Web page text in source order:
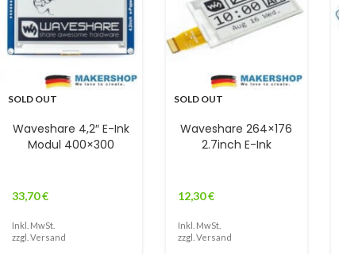
SOLD OUT
Waveshare 4,2″ E-Ink
Modul 400×300
33,70€
Inkl. MwSt.
zzgl. Versand
SOLD OUT
Waveshare 264×176
2.7inch E-Ink
12,30€
Inkl. MwSt.
zzgl. Versand